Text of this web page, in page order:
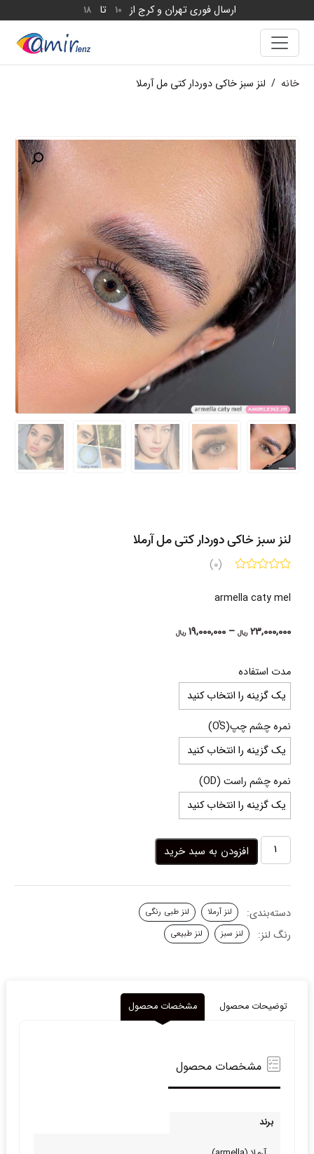
ارسال فوری تهران و کرج از 10 تا 18
خانه / لنز سبز خاکی دوردار کتی مل آرملا
لنز سبز خاکی دوردار کتی مل آرملا
(0)
armella caty mel
23,000,000 ریال –
19,000,000 ریالPrice
مدت استفاده
نمره چشم چپ(OُS)
نمره چشم راست (OD)
لنز
دوردار
مل
آرملا
عدد
افزودن به سبد خرید
دسته‌بندی: لنز آرملا لنز طبی رنگی
رنگ لنز: لنز سبز لنز طبیعی
توضیحات محصول مشخصات محصول
مشخصات محصول
برند